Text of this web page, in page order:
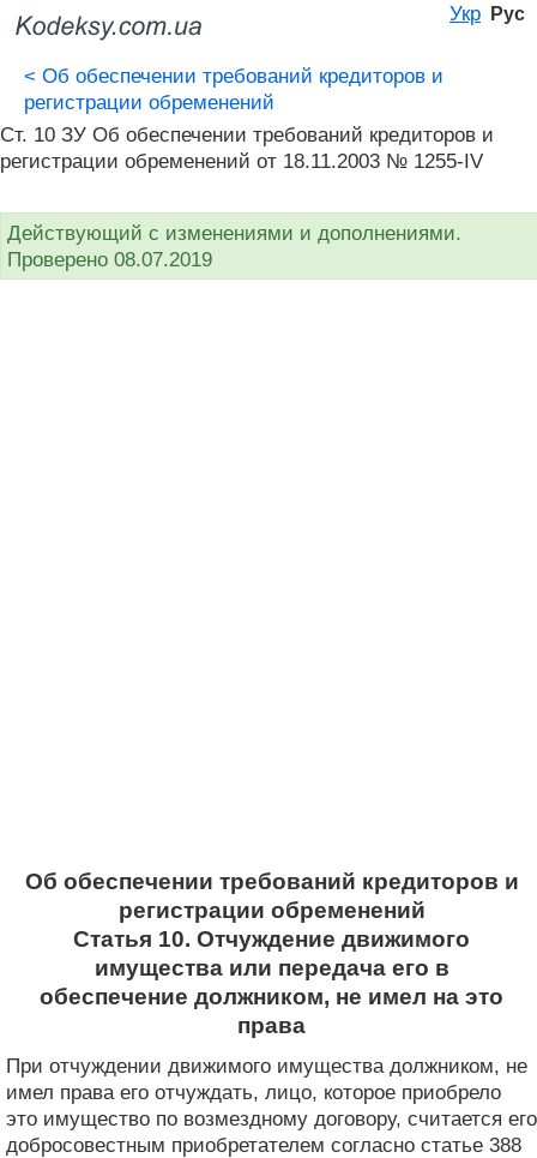
Укр Рус
< Об обеспечении требований кредиторов и
регистрации обременений
Ст. 10 ЗУ Об обеспечении требований кредиторов и
регистрации обременений от 18.11.2003 № 1255-IV
Действующий с изменениями и дополнениями.
Проверено 08.07.2019
Об обеспечении требований кредиторов и
регистрации обременений
Статья 10. Отчуждение движимого
имущества или передача его в
обеспечение должником, не имел на это
права
При отчуждении движимого имущества должником, не
имел права его отчуждать, лицо, которое приобрело
это имущество по возмездному договору, считается его
добросовестным приобретателем согласно статье 388